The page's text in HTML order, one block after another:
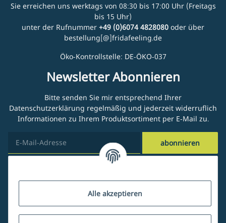
Alle akzeptieren
Sie erreichen uns werktags von 08:30 bis 17:00 Uhr (Freitags
bis 15 Uhr)
unter der Rufnummer +49 (0)6074 4828080 oder über
bestellung[@]fridafeeling.de
Öko-Kontrollstelle: DE-ÖKO-037
Newsletter Abonnieren
Bitte senden Sie mir entsprechend Ihrer
Datenschutzerklärung regelmäßig und jederzeit widerruflich
Informationen zu Ihrem Produktsortiment per E-Mail zu.
abonnieren